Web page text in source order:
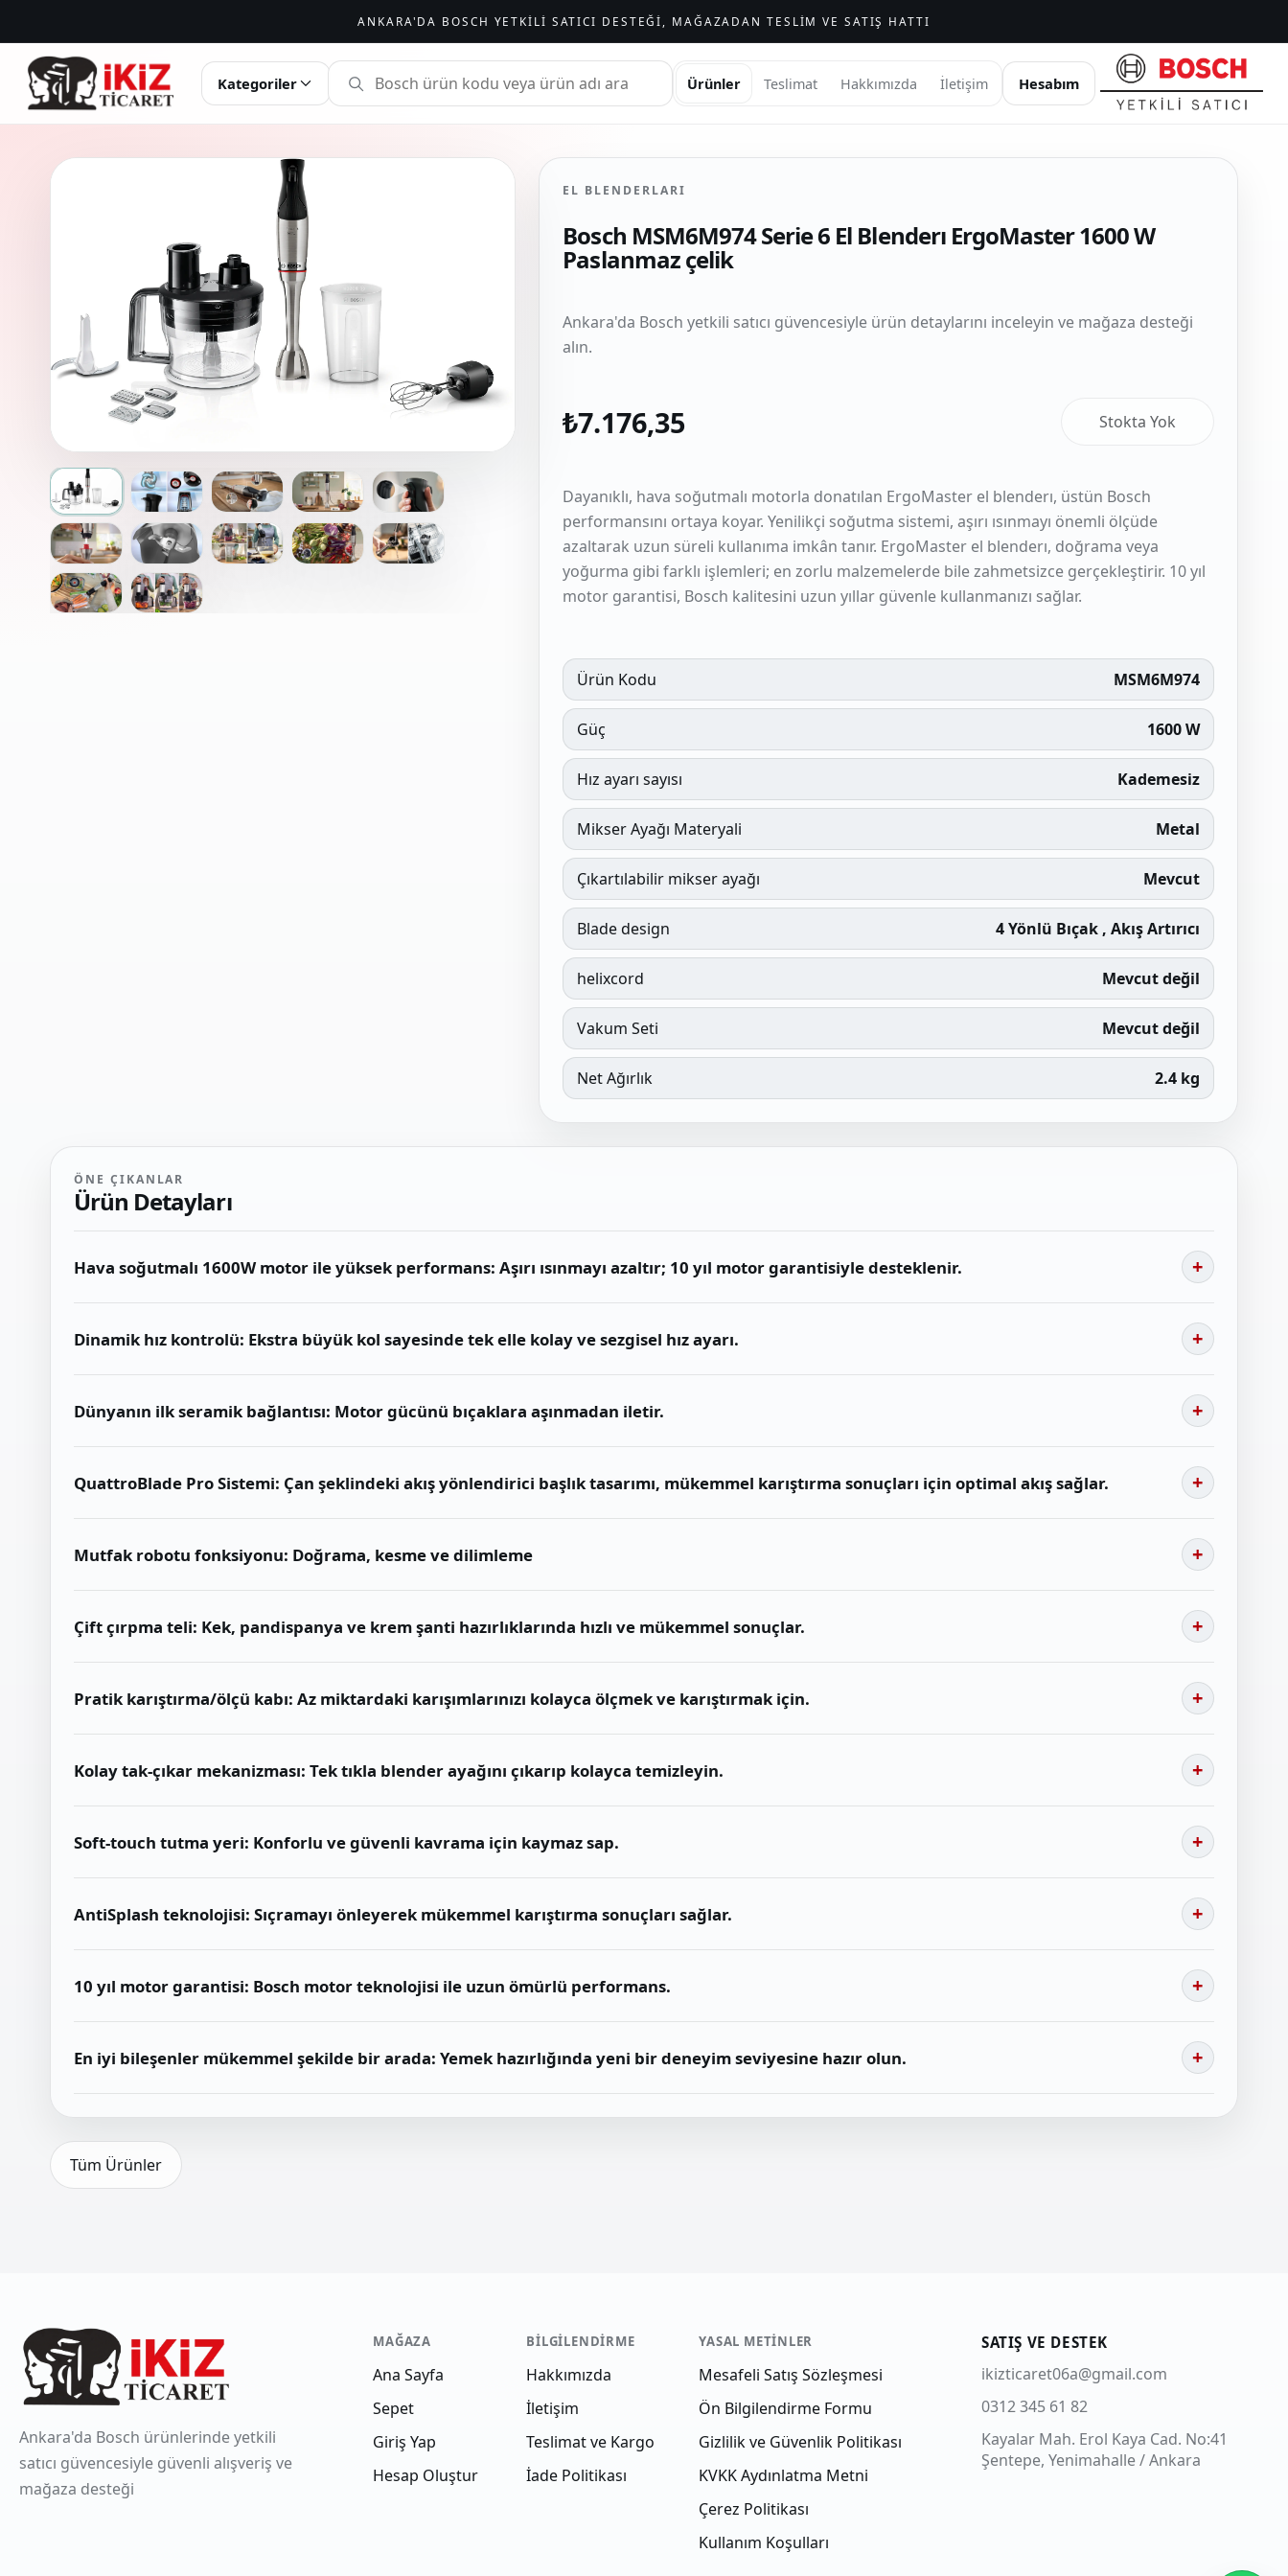
ANKARA'DA BOSCH YETKILI SATICI DESTEĞI, MAĞAZADAN TESLIM VE SATIŞ HATTI
İKIZ TICARET
Kategoriler Ürünler Teslimat Hakkımızda İletişim Hesabım
EL BLENDERLARI
Bosch MSM6M974 Serie 6 El Blenderı ErgoMaster 1600 W
Paslanmaz çelik
Ankara'da Bosch yetkili satıcı güvencesiyle ürün detaylarını inceleyin ve mağaza desteği
alın.
₺7.176,35 Stokta Yok
Dayanıklı, hava soğutmalı motorla donatılan ErgoMaster el blenderı, üstün Bosch
performansını ortaya koyar. Yenilikçi soğutma sistemi, aşırı ısınmayı önemli ölçüde
azaltarak uzun süreli kullanıma imkân tanır. ErgoMaster el blenderı, doğrama veya
yoğurma gibi farklı işlemleri; en zorlu malzemelerde bile zahmetsizce gerçekleştirir. 10 yıl
motor garantisi, Bosch kalitesini uzun yıllar güvenle kullanmanızı sağlar.
Ürün Kodu MSM6M974
Güç 1600 W
Hız ayarı sayısı Kademesiz
Mikser Ayağı Materyali Metal
Çıkartılabilir mikser ayağı Mevcut
Blade design 4 Yönlü Bıçak , Akış Artırıcı
helixcord Mevcut değil
Vakum Seti Mevcut değil
Net Ağırlık 2.4 kg
ÖNE ÇIKANLAR
Ürün Detayları
Hava soğutmalı 1600W motor ile yüksek performans: Aşırı ısınmayı azaltır; 10 yıl motor garantisiyle desteklenir.
Dinamik hız kontrolü: Ekstra büyük kol sayesinde tek elle kolay ve sezgisel hız ayarı.
Dünyanın ilk seramik bağlantısı: Motor gücünü bıçaklara aşınmadan iletir.
QuattroBlade Pro Sistemi: Çan şeklindeki akış yönlendirici başlık tasarımı, mükemmel karıştırma sonuçları için optimal akış sağlar.
Mutfak robotu fonksiyonu: Doğrama, kesme ve dilimleme
Çift çırpma teli: Kek, pandispanya ve krem şanti hazırlıklarında hızlı ve mükemmel sonuçlar.
Pratik karıştırma/ölçü kabı: Az miktardaki karışımlarınızı kolayca ölçmek ve karıştırmak için.
Kolay tak-çıkar mekanizması: Tek tıkla blender ayağını çıkarıp kolayca temizleyin.
Soft-touch tutma yeri: Konforlu ve güvenli kavrama için kaymaz sap.
AntiSplash teknolojisi: Sıçramayı önleyerek mükemmel karıştırma sonuçları sağlar.
10 yıl motor garantisi: Bosch motor teknolojisi ile uzun ömürlü performans.
En iyi bileşenler mükemmel şekilde bir arada: Yemek hazırlığında yeni bir deneyim seviyesine hazır olun.
Tüm Ürünler
Ankara'da Bosch ürünlerinde yetkili
satıcı güvencesiyle güvenli alışveriş ve
mağaza desteği
MAĞAZA
Ana Sayfa
Sepet
Giriş Yap
Hesap Oluştur
BILGILENDIRME
Hakkımızda
İletişim
Teslimat ve Kargo
İade Politikası
YASAL METINLER
Mesafeli Satış Sözleşmesi
Ön Bilgilendirme Formu
Gizlilik ve Güvenlik Politikası
KVKK Aydınlatma Metni
Çerez Politikası
Kullanım Koşulları
SATIŞ VE DESTEK
ikizticaret06a@gmail.com
0312 345 61 82
Kayalar Mah. Erol Kaya Cad. No:41
Şentepe, Yenimahalle / Ankara